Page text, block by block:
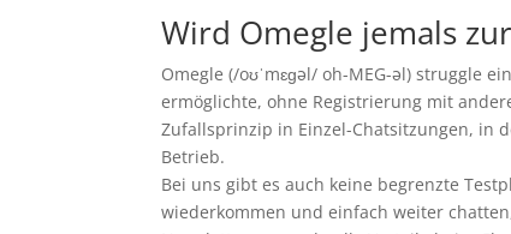
Wird Omegle jemals
Omegle (/oʊˈmɛɡəl/ oh-MEG-əl) struggle
ermöglichte, ohne Registrierung mit
Zufallsprinzip in Einzel-Chatsitzungen, in
Betrieb.
Bei uns gibt es auch keine begrenzte
wiederkommen und einfach weiter